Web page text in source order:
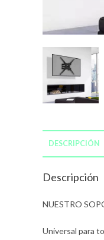
DESCRIPCIÓN
Descripción
NUESTRO
Universal para